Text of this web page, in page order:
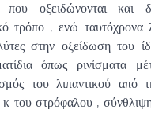
που οξειδώνονται και
τρόπο , ενώ ταυτόχρονα
στην οξείδωση του
όπως ρινίσματα
του λιπαντικού
κ του στρόφαλου ,